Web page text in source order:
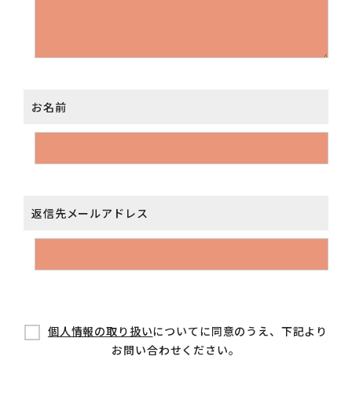
お名前
返信先メールアドレス
個人情報の取り扱いについてに同意のうえ、下記より
お問い合わせください。